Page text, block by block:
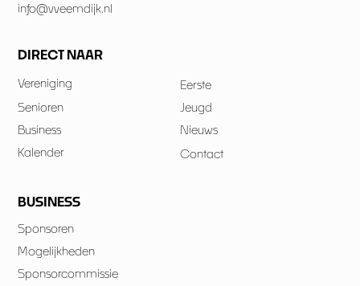
info@vveemdijk.nl
DIRECT NAAR
Vereniging
Eerste
Senioren
Jeugd
Business
Nieuws
Kalender
Contact
BUSINESS
Sponsoren
Mogelijkheden
Sponsorcommissie